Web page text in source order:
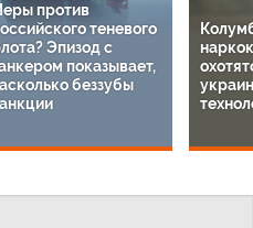
против
теневого
Эпизод с
показывает,
беззубы